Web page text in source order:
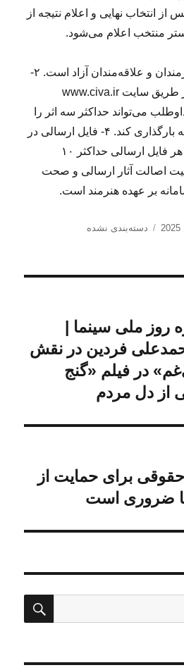
از انتخاب نهایی و اعلام نتیجه از
منتخب اعلام می‌شود.
۱- ثبت نام برای همه هنرمندان و علاقه‌مندان آزاد است. ۲-
ثبت نام داوطلب فقط از طریق سایت www.civa.ir
است. ۳- هر داوطلب می‌تواند حداکثر سه اثر را
در مهلت مقرر در سامانه بارگذاری کند. ۴- فایل ارسالی در
قالب jpg باشد. ۵- حجم هر فایل ارسالی حداکثر ۱۰
۶- مسئولیت اصالت آثار ارسالی و صحت
بر عهده هنرمند است.
دسته‌ها
دسته‌بندی نشده
روز ملی سینما |
فردین در نقش
در فیلم «گنج
از دل مردم
برای حمایت از
ضروری است